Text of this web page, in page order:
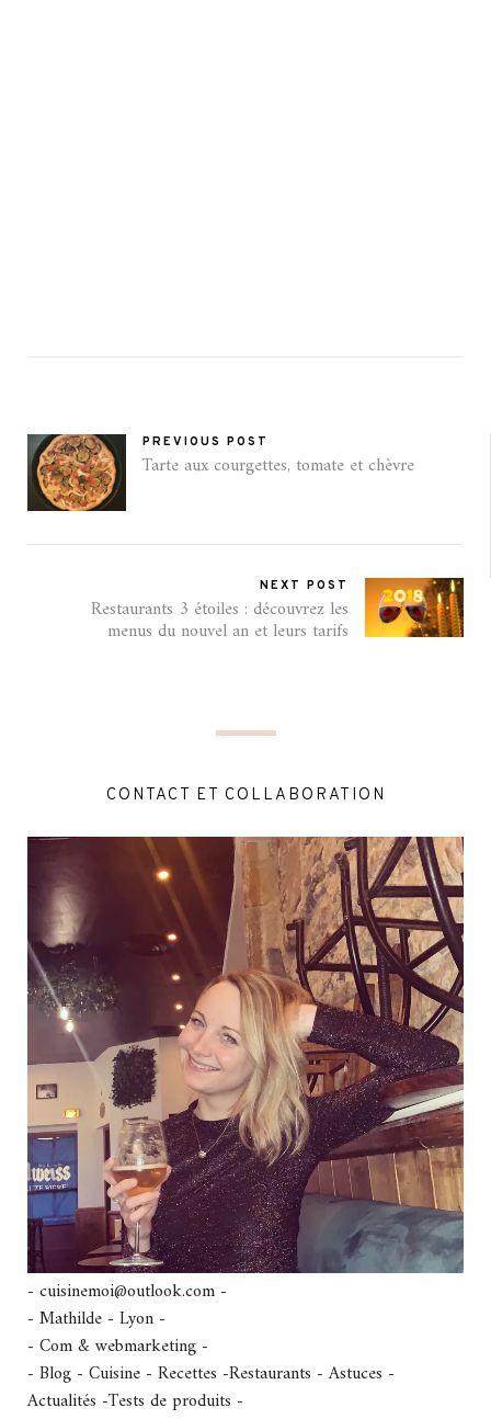
PREVIOUS POST
Tarte aux courgettes, tomate et chèvre
NEXT POST
Restaurants 3 étoiles : découvrez les
menus du nouvel an et leurs tarifs
CONTACT ET COLLABORATION
- cuisinemoi@outlook.com -
- Mathilde - Lyon -
- Com & webmarketing -
- Blog - Cuisine - Recettes -Restaurants - Astuces -
Actualités -Tests de produits -